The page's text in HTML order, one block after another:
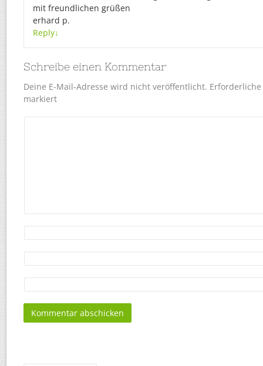
mit freundlichen grüßen
erhard p.
Reply↓
Schreibe einen Kommentar
Deine E-Mail-Adresse wird nicht veröffentlicht.
markiert